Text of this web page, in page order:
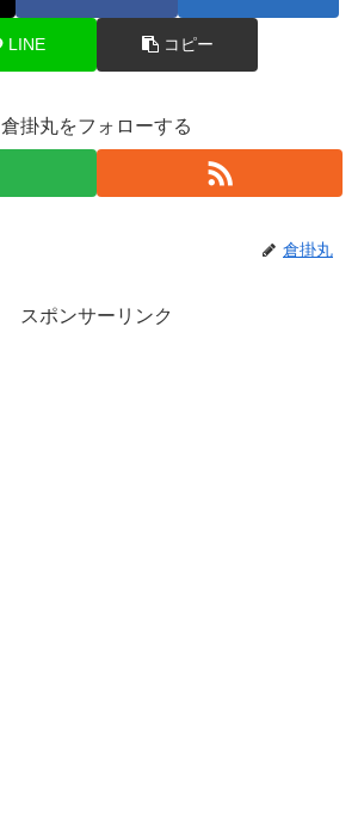
LINE コピー
倉掛丸をフォローする
倉掛丸
スポンサーリンク